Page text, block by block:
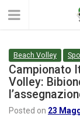
Beach Volley
Campionato
Volley:
Posted on 23